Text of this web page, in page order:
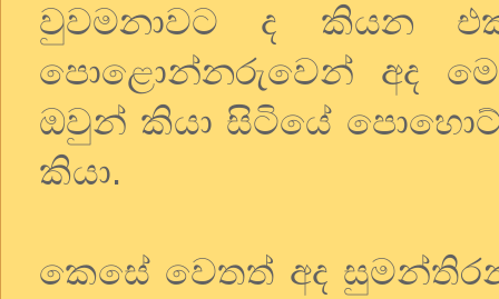
වුවමනාවට ද කියන
පොළොන්නරුවෙන් අද
ඔවුන් කියා සිටියේ
කියා.
කෙසේ වෙතත් අද